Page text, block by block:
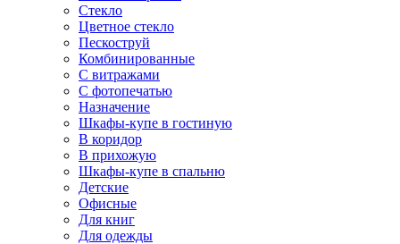
Стекло
Цветное стекло
Пескоструй
Комбинированные
С витражами
С фотопечатью
Назначение
Шкафы-купе в гостиную
В коридор
В прихожую
Шкафы-купе в спальню
Детские
Офисные
Для книг
Для одежды